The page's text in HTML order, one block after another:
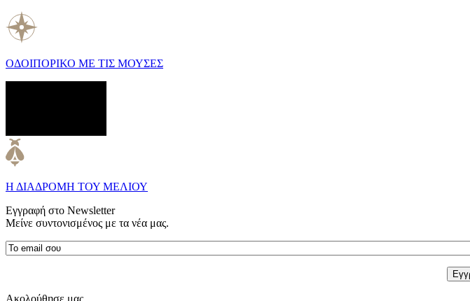
ΟΔΟΙΠΟΡΙΚΟ ΜΕ ΤΙΣ ΜΟΥΣΕΣ
Η ΔΙΑΔΡΟΜΗ ΤΟΥ ΜΕΛΙΟΥ
Εγγραφή στο Newsletter
Μείνε συντονισμένος με τα νέα μας.